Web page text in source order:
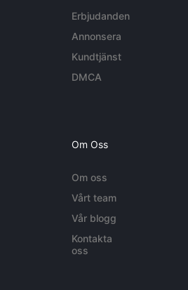
Erbjudanden
Annonsera
Kundtjänst
DMCA
Om Oss
Om oss
Vårt team
Vår blogg
Kontakta
oss